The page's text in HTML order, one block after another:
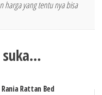
harga yang tentu nya bisa
suka…
Rania Rattan Bed